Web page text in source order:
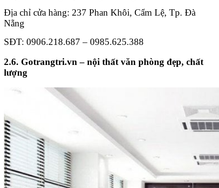
Địa chỉ cửa hàng: 237 Phan Khôi, Cẩm Lệ, Tp. Đà
Nẵng
SĐT: 0906.218.687 – 0985.625.388
2.6. Gotrangtri.vn – nội thất văn phòng đẹp, chất
lượng